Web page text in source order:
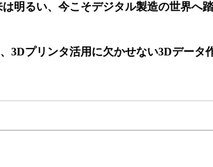
明るい、今こそデジタル製造の世界へ
3Dプリンタ活用に欠かせない3Dデータ